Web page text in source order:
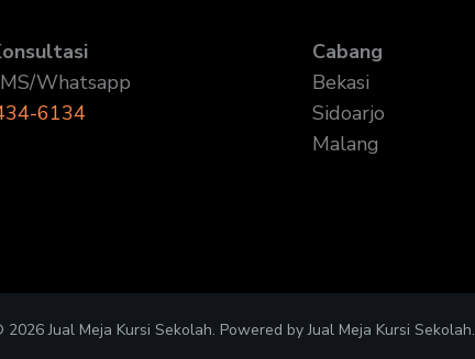
Whatsapp
6134
Cabang
Bekasi
Sidoarjo
Malang
Jual Meja Kursi Sekolah. Powered by Jual Meja Kursi Sekolah.